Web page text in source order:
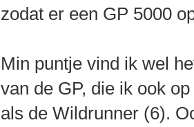
zodat er een GP 5000
Min puntje vind ik wel
van de GP, die ik ook
als de Wildrunner (6).